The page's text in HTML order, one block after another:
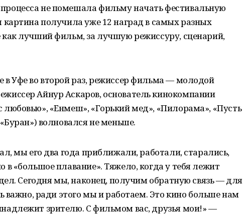
не помешала фильму начать фестивальную
получила уже 12 наград в самых разных
лучший фильм, за лучшую режиссуру, сценарий,
в Уфе во второй раз, режиссер фильма — молодой
Айнур Аскаров, основатель кинокомпании
«Енмеш», «Горький мед», «Пилорама», «Пусть
волновался не меньше.
мы его два года приближали, работали, старались,
в «большое плавание». Тяжело, когда у тебя лежит
Сегодня мы, наконец, получим обратную связь — для
важно, ради этого мы и работаем. Это кино больше нам
зрителю. С фильмом вас, друзья мои!» —